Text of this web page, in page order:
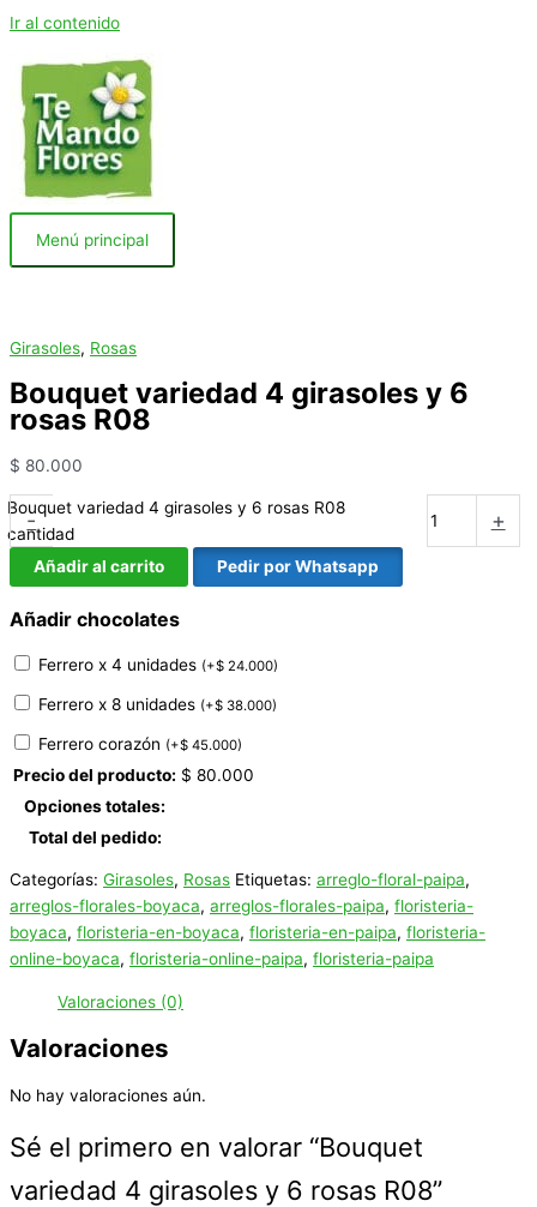
Ir al contenido
Menú principal
Girasoles, Rosas
Bouquet variedad 4 girasoles y 6
rosas R08
$ 80.000
-
Bouquet variedad 4 girasoles y 6 rosas R08
cantidad
+
Añadir al carrito Pedir por Whatsapp
Añadir chocolates
Ferrero x 4 unidades (+$ 24.000)
Ferrero x 8 unidades (+$ 38.000)
Ferrero corazón (+$ 45.000)
Precio del producto: $ 80.000
Opciones totales:
Total del pedido:
Categorías: Girasoles, Rosas Etiquetas: arreglo-floral-paipa,
arreglos-florales-boyaca, arreglos-florales-paipa, floristeria-
boyaca, floristeria-en-boyaca, floristeria-en-paipa, floristeria-
online-boyaca, floristeria-online-paipa, floristeria-paipa
Valoraciones (0)
Valoraciones
No hay valoraciones aún.
Sé el primero en valorar “Bouquet
variedad 4 girasoles y 6 rosas R08”